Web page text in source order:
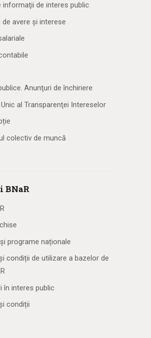
informaţii de interes public
de avere și interese
Anunţuri de închiriere
al Transparenţei Intereselor
colectiv de muncă
BNaR
programe naționale
condiții de utilizare a bazelor de
în interes public
condiții